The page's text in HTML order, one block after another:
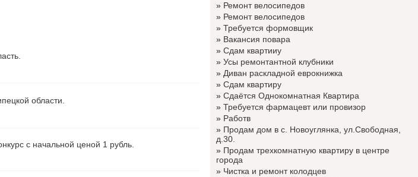
области.
с начальной ценой 1 рубль.
» Ремонт велосипедов
» Ремонт велосипедов
» Требуется формовщик
» Вакансия повара
» Сдам квартииу
» Усы ремонтантной клубники
» Диван раскладной еврокнижка
» Сдам квартиру
» Сдаётся Однокомнатная Квартира
» Требуется фармацевт или провизор
» Работв
» Продам дом в с. Новоуглянка, ул.Свободная,
д.30.
» Продам трехкомнатную квартиру в центре
города
» Чистка и ремонт колодцев